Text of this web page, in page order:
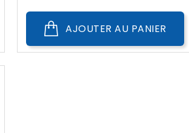
AJOUTER AU PANIER